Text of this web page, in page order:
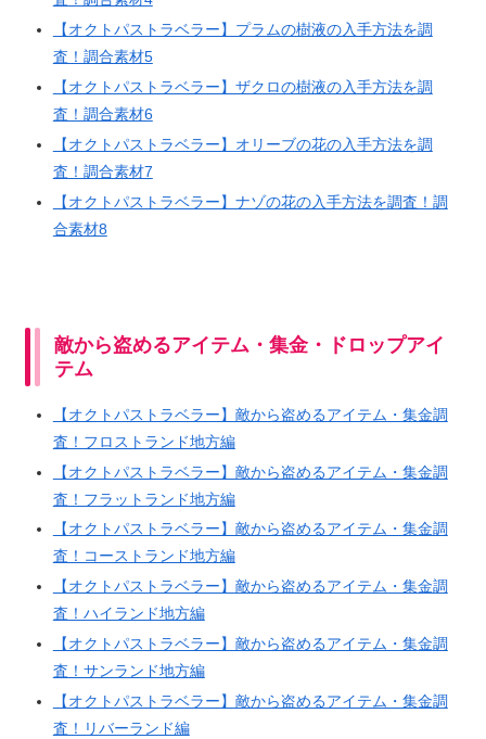
【オクトパストラベラー】プラムの樹液の入手方法を調
査！調合素材5
【オクトパストラベラー】ザクロの樹液の入手方法を調
査！調合素材6
【オクトパストラベラー】オリーブの花の入手方法を調
査！調合素材7
【オクトパストラベラー】ナゾの花の入手方法を調査！調
合素材8
敵から盗めるアイテム・集金・ドロップアイ
テム
【オクトパストラベラー】敵から盗めるアイテム・集金調
査！フロストランド地方編
【オクトパストラベラー】敵から盗めるアイテム・集金調
査！フラットランド地方編
【オクトパストラベラー】敵から盗めるアイテム・集金調
査！コーストランド地方編
【オクトパストラベラー】敵から盗めるアイテム・集金調
査！ハイランド地方編
【オクトパストラベラー】敵から盗めるアイテム・集金調
査！サンランド地方編
【オクトパストラベラー】敵から盗めるアイテム・集金調
査！リバーランド編